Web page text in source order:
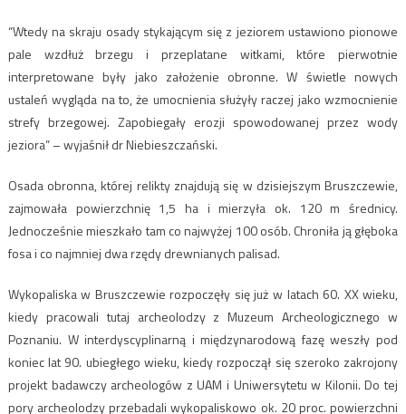
“Wtedy na skraju osady stykającym się z jeziorem ustawiono pionowe
pale wzdłuż brzegu i przeplatane witkami, które pierwotnie
interpretowane były jako założenie obronne. W świetle nowych
ustaleń wygląda na to, że umocnienia służyły raczej jako wzmocnienie
strefy brzegowej. Zapobiegały erozji spowodowanej przez wody
jeziora” – wyjaśnił dr Niebieszczański.
Osada obronna, której relikty znajdują się w dzisiejszym Bruszczewie,
zajmowała powierzchnię 1,5 ha i mierzyła ok. 120 m średnicy.
Jednocześnie mieszkało tam co najwyżej 100 osób. Chroniła ją głęboka
fosa i co najmniej dwa rzędy drewnianych palisad.
Wykopaliska w Bruszczewie rozpoczęły się już w latach 60. XX wieku,
kiedy pracowali tutaj archeolodzy z Muzeum Archeologicznego w
Poznaniu. W interdyscyplinarną i międzynarodową fazę weszły pod
koniec lat 90. ubiegłego wieku, kiedy rozpoczął się szeroko zakrojony
projekt badawczy archeologów z UAM i Uniwersytetu w Kilonii. Do tej
pory archeolodzy przebadali wykopaliskowo ok. 20 proc. powierzchni